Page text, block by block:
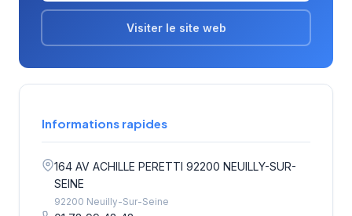
Visiter le site web
Informations rapides
164 AV ACHILLE PERETTI 92200 NEUILLY-SUR-
SEINE
92200 Neuilly-Sur-Seine